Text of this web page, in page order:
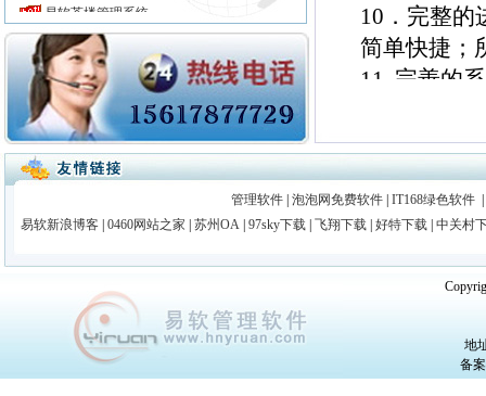
易软茶楼管理系统
易软商务会所管理系统
易软咖啡厅管理系统
易软住院管理系统
易软门诊收费管理系统
易软医院门诊健康档案管理系统
易软个体诊所管理系统
易软医院管理系统
易软社区门诊管理系统
10．完整的
简单快捷；
11. 完善的
具 有 保密
12、所有的
13、解决交
14、带有财
成本以及每
上一
管理软件 泡泡网免费软件 IT168绿色软件
易软新浪博客| 0460网站之家 苏州OA| 97sky下载| 飞翔下载| 好特下载| 中关村
地
备